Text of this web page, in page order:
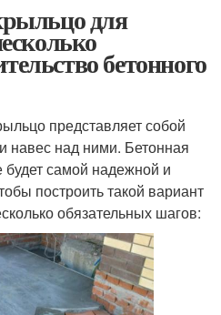
для
бетонного
представляет собой
навес над ними. Бетонная
будет самой надежной и
построить такой вариант
обязательных шагов: